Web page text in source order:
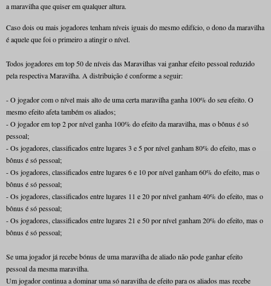
a maravilha que quiser em qualquer altura.
Caso dois ou mais jogadores tenham níveis iguais do mesmo edifício, o dono da maravilha
é aquele que foi o primeiro a atingir o nível.
Todos jogadores em top 50 de níveis das Maravilhas vai ganhar efeito pessoal reduzido
pela respectiva Maravilha. A distribuição é conforme a seguir:
- O jogador com o nível mais alto de uma certa maravilha ganha 100% do seu efeito. O
mesmo efeito afeta também os aliados;
- O jogador em top 2 por nível ganha 100% do efeito da maravilha, mas o bônus é só
pessoal;
- Os jogadores, classificados entre lugares 3 e 5 por nível ganham 80% do efeito, mas o
bônus é só pessoal;
- Os jogadores, classificados entre lugares 6 e 10 por nível ganham 60% do efeito, mas o
bônus é só pessoal;
- Os jogadores, classificados entre lugares 11 e 20 por nível ganham 40% do efeito, mas o
bônus é só pessoal;
- Os jogadores, classificados entre lugares 21 e 50 por nível ganham 20% do efeito, mas o
bônus é só pessoal;
Se uma jogador já recebe bónus de uma maravilha de aliado não pode ganhar efeito
pessoal da mesma maravilha.
Um jogador continua a dominar uma só naravilha de efeito para os aliados mas recebe